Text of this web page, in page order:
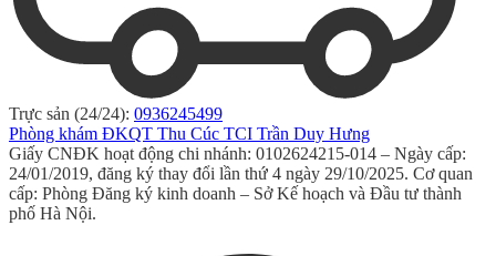
Trực sản (24/24): 0936245499
Phòng khám ĐKQT Thu Cúc TCI Trần Duy Hưng
Giấy CNĐK hoạt động chi nhánh: 0102624215-014 – Ngày cấp:
24/01/2019, đăng ký thay đổi lần thứ 4 ngày 29/10/2025. Cơ quan
cấp: Phòng Đăng ký kinh doanh – Sở Kế hoạch và Đầu tư thành
phố Hà Nội.